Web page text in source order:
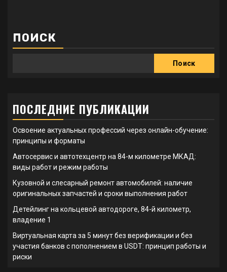
ПОИСК
Поиск
ПОСЛЕДНИЕ ПУБЛИКАЦИИ
Освоение актуальных профессий через онлайн-обучение:
принципы и форматы
Автосервис и автотехцентр на 84-м километре МКАД:
виды работ и режим работы
Кузовной и слесарный ремонт автомобилей: наличие
оригинальных запчастей и сроки выполнения работ
Детейлинг на кольцевой автодороге, 84-й километр,
владение 1
Виртуальная карта за 5 минут без верификации и без
участия банков с пополнением в USDT: принцип работы и
риски